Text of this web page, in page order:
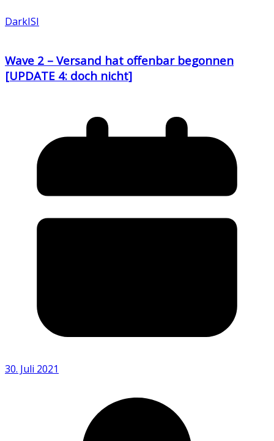
DarkISI
Wave 2 – Versand hat offenbar begonnen
[UPDATE 4: doch nicht]
30. Juli 2021